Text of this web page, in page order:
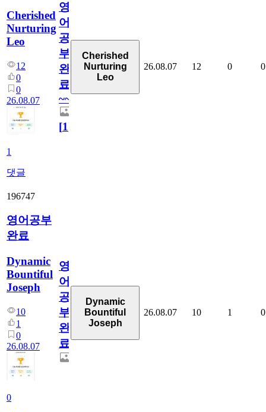
Cherished
Nurturing
Leo
12
0
0
26.08.07
1
댓글
영
어
공
부
완
료
~~
[1]
Cherished
Nurturing
Leo
26.08.07 12 0 0
196747
영어공부
완료
Dynamic
Bountiful
Joseph
10
1
0
26.08.07
0
영
어
공
부
완
료
Dynamic
Bountiful
Joseph
26.08.07 10 1 0